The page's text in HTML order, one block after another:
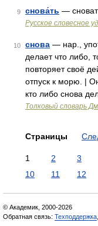
9 снова́ть —
Русское словесное
10 снова — нар.,
делает что либо,
повторяет своё
отпуск к морю. |
кто либо снова
Толковый словарь
Страницы
1 2 3
10
11 12
© Академик, 2000-2026
Обратная связь: Техподдержка